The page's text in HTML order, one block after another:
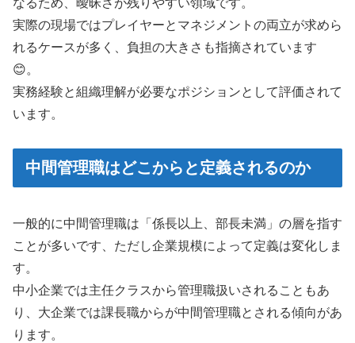
なるため、曖昧さが残りやすい領域です。
実際の現場ではプレイヤーとマネジメントの両立が求めら
れるケースが多く、負担の大きさも指摘されています
😊。
実務経験と組織理解が必要なポジションとして評価されて
います。
中間管理職はどこからと定義されるのか
一般的に中間管理職は「係長以上、部長未満」の層を指す
ことが多いです、ただし企業規模によって定義は変化しま
す。
中小企業では主任クラスから管理職扱いされることもあ
り、大企業では課長職からが中間管理職とされる傾向があ
ります。